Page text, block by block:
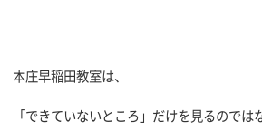
本庄早稲田教室は、
「できていないところ」だけを見るのでは